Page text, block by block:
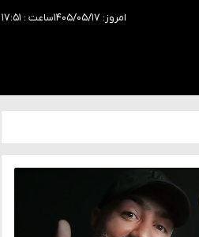
امروز: ۱۴۰۵/۰۵/۱۷ ساعت : ۱۷:۵۱